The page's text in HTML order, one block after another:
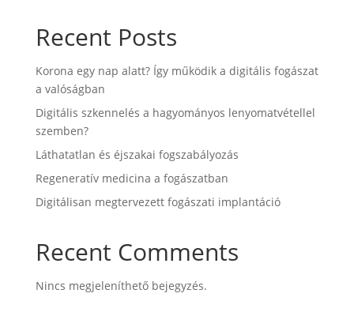
Recent Posts
Korona egy nap alatt? Így működik a digitális fogászat
a valóságban
Digitális szkennelés a hagyományos lenyomatvétellel
szemben?
Láthatatlan és éjszakai fogszabályozás
Regeneratív medicina a fogászatban
Digitálisan megtervezett fogászati implantáció
Recent Comments
Nincs megjeleníthető bejegyzés.